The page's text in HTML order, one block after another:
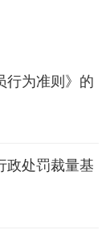
行为准则》的
政处罚裁量基